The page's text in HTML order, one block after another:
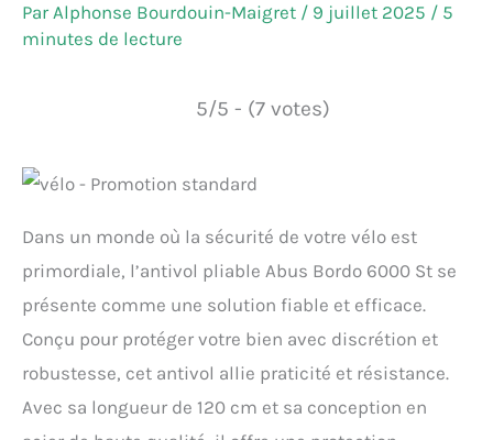
ParAlphonse Bourdouin-Maigret / 9 juillet 2025 / 5
minutes de lecture
5/5 - (7 votes)
Dans un monde où la sécurité de votre vélo est
primordiale, l’antivol pliable Abus Bordo 6000 St se
présente comme une solution fiable et efficace.
Conçu pour protéger votre bien avec discrétion et
robustesse, cet antivol allie praticité et résistance.
Avec sa longueur de 120 cm et sa conception en